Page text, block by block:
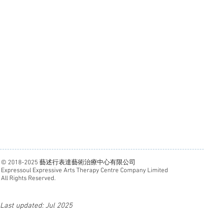
© 2018-2025 藝述行表達藝術治療中心有限公司
Expressoul Expressive Arts Therapy Centre Company Limited
All Rights Reserved.
Last updated: Jul 2025